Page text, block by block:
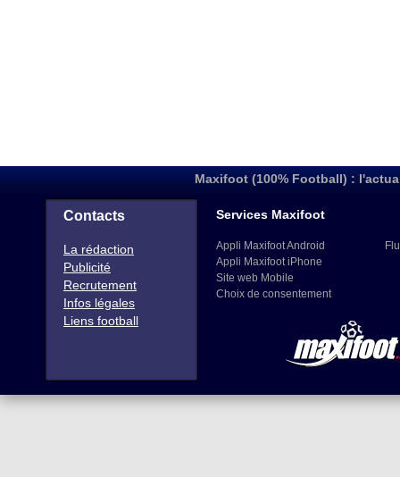
Maxifoot (100% Football) :
Contacts
La rédaction
Publicité
Recrutement
Infos légales
Liens football
Services Maxifoot
Appli Maxifoot Android
Appli Maxifoot iPhone
Site web Mobile
Choix de consentement